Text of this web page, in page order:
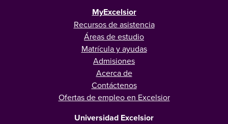
MyExcelsior
Recursos de asistencia
Áreas de estudio
Matrícula y ayudas
Admisiones
Acerca de
Contáctenos
Ofertas de empleo en Excelsior
Universidad Excelsior